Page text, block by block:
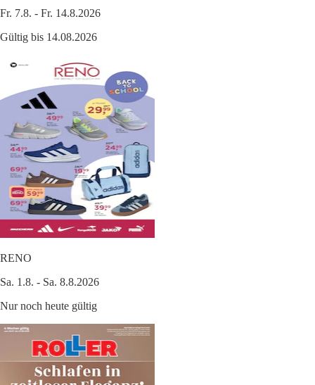
Fr. 7.8. - Fr. 14.8.2026
Gültig bis 14.08.2026
RENO
Sa. 1.8. - Sa. 8.8.2026
Nur noch heute gültig